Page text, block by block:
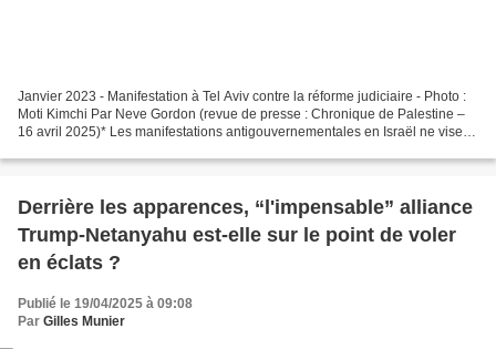
Janvier 2023 - Manifestation à Tel Aviv contre la réforme judiciaire - Photo :
Moti Kimchi Par Neve Gordon (revue de presse : Chronique de Palestine –
16 avril 2025)* Les manifestations antigouvernementales en Israël ne visent
Derrière les apparences, “l'impensable” alliance
Trump-Netanyahu est-elle sur le point de voler
en éclats ?
Publié le 19/04/2025 à 09:08
Par Gilles Munier